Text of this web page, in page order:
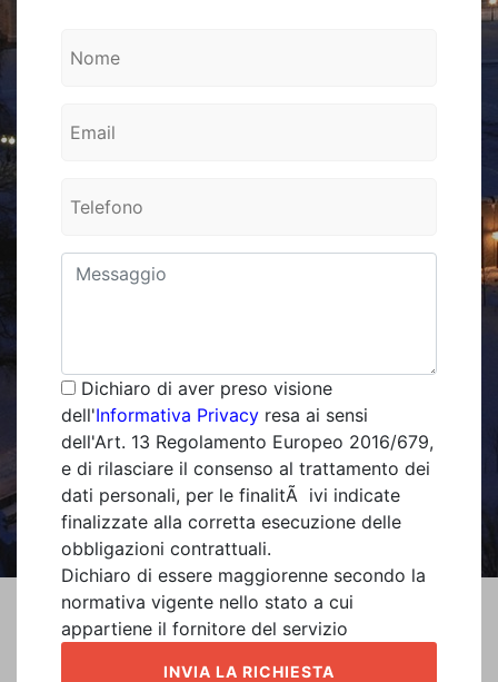
Dichiaro di aver preso visione
dell'Informativa Privacy resa ai sensi
dell'Art. 13 Regolamento Europeo 2016/679,
e di rilasciare il consenso al trattamento dei
dati personali, per le finalitÃ ivi indicate
finalizzate alla corretta esecuzione delle
obbligazioni contrattuali.
Dichiaro di essere maggiorenne secondo la
normativa vigente nello stato a cui
appartiene il fornitore del servizio